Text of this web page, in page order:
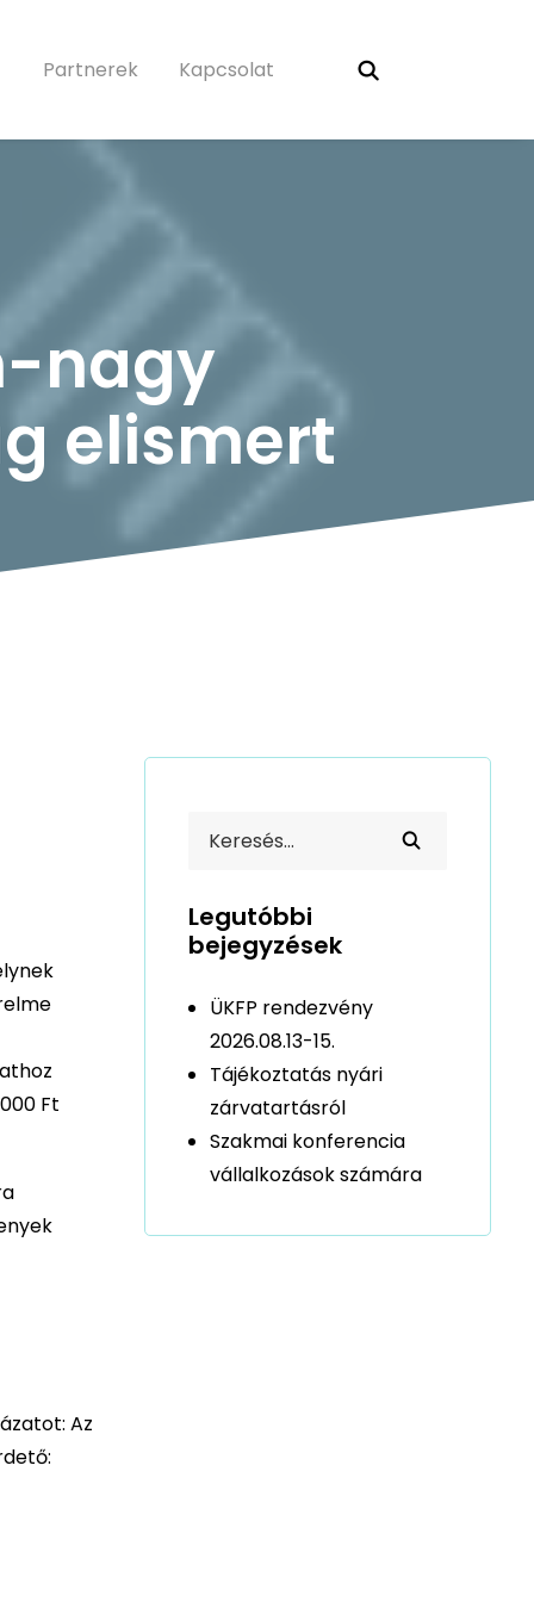
Partnerek Kapcsolat
nagy
elismert
Ft
Az
Legutóbbi
bejegyzések
ÜKFP rendezvény
2026.08.13-15.
Tájékoztatás nyári
zárvatartásról
Szakmai konferencia
vállalkozások számára